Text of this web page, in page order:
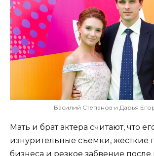
Василий Степанов и Дарья
Мать и брат актера считают, что
изнурительные съемки, жесткие
бизнеса и резкое забвение после